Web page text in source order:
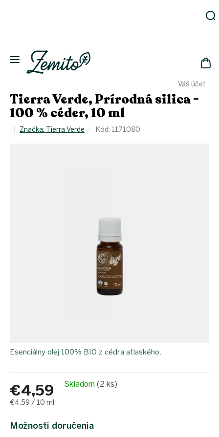
Váš účet
Ekodomácnosť
Ekologická
Kozmetika
Fľaše
Vianoce
výber
Prihlásenie
Tierra Verde, Prírodná silica -
100 % céder, 10 ml
Značka: Tierra Verde Kód: 1171080
€4,59
Jednotková
€4,59 / 10 ml
Skladom (2 ks)
Možnosti doručenia
Esenciálny olej 100% BIO z cédra atlaského.